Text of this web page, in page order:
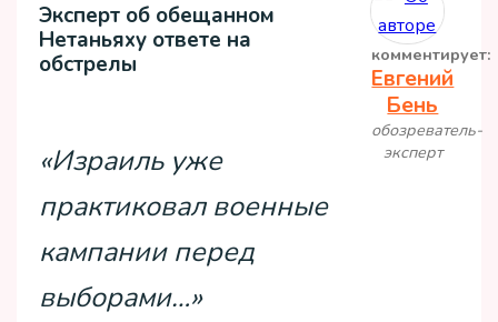
Эксперт об обещанном
Нетаньяху ответе на
обстрелы
«Израиль уже
практиковал военные
кампании перед
выборами…»
комментирует:
Евгений
Бень
обозреватель-
эксперт